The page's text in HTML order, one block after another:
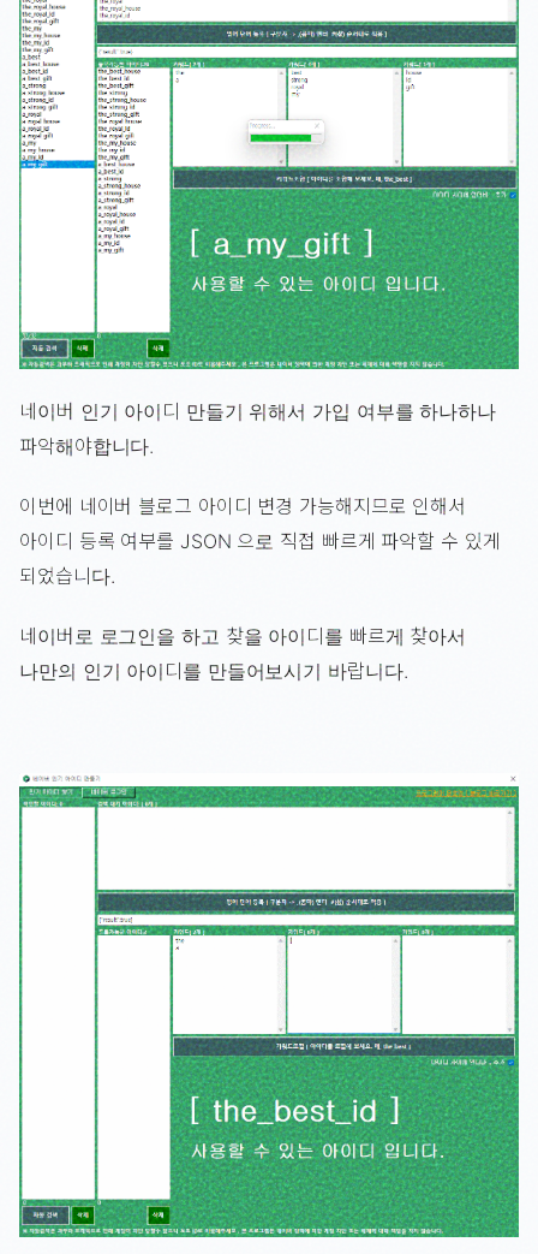
네이버 인기 아이디 만들기 위해서 가입 여부를 하나하나
파악해야합니다.
이번에 네이버 블로그 아이디 변경 가능해지므로 인해서
아이디 등록 여부를 JSON 으로 직접 빠르게 파악할 수 있게
되었습니다.
네이버로 로그인을 하고 찾을 아이디를 빠르게 찾아서
나만의 인기 아이디를 만들어보시기 바랍니다.